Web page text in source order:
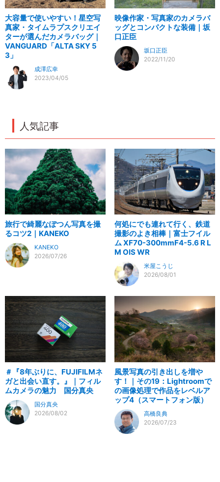
大容量で使いやすい！星空写
真家・タイムラプスクリエイ
ターが選んだカメラバッグ｜
VANGUARD「ALTA SKY 5
3」
成澤広幸
2023/04/05
映像作家・写真家のカメラバ
ッグとコンパクトな装備｜坂
口正臣
坂口正臣
2022/11/20
人気記事
旅行で綺麗なぽつん写真を撮
るコツ2｜KANEKO
KANEKO
2026/07/26
何処にでも連れて行く、鉄道
撮影のよき相棒｜富士フイル
ム XF70-300mmF4-5.6 R L
M OIS WR
米屋こうじ
2026/08/01
＃『8年ぶりに、FUJIFILMネ
ガと出会い直す。』｜フィル
ムカメラの魅力 国分真央
国分真央
2026/08/02
風景写真の引き出しを増や
す！｜その19：Lightroomで
の画像処理で作品をレベルア
ップ4（スマートフォン版）
高橋良典
2026/07/23